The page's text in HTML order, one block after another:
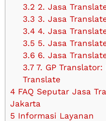
3.2 2. Jasa
3.3 3. Jasa
3.44. Jasa
3.5 5. Jasa
3.66. Jasa
3.77. GP Translator:
Translate
4 FAQ Seputar Jasa
Jakarta
5 Informasi Layanan